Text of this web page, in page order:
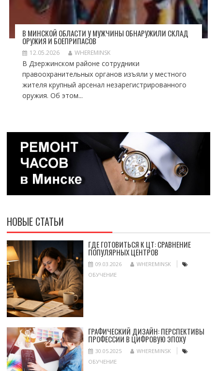
В МИНСКОЙ ОБЛАСТИ У МУЖЧИНЫ ОБНАРУЖИЛИ СКЛАД
ОРУЖИЯ И БОЕПРИПАСОВ
12.05.2026 WHEREMINSK
В Дзержинском районе сотрудники
правоохранительных органов изъяли у местного
жителя крупный арсенал незарегистрированного
оружия. Об этом...
НОВЫЕ СТАТЬИ
ГДЕ ГОТОВИТЬСЯ К ЦТ: СРАВНЕНИЕ
ПОПУЛЯРНЫХ ЦЕНТРОВ
09.03.2026
WHEREMINSK
ОБУЧЕНИЕ
ГРАФИЧЕСКИЙ ДИЗАЙН: ПЕРСПЕКТИВЫ
ПРОФЕССИИ В ЦИФРОВУЮ ЭПОХУ
30.05.2025
WHEREMINSK
ОБУЧЕНИЕ